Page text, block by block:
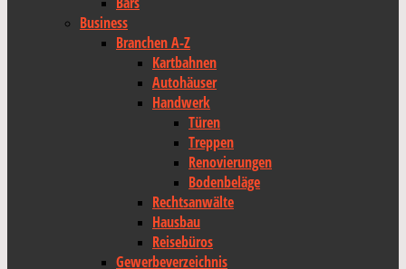
Business
Branchen A-Z
Kartbahnen
Autohäuser
Handwerk
Türen
Treppen
Renovierungen
Bodenbeläge
Rechtsanwälte
Hausbau
Reisebüros
Gewerbeverzeichnis